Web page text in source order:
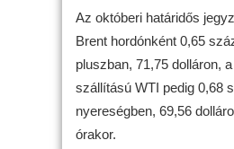
Az októberi határidős
Brent hordónként 0,65
pluszban, 71,75 dolláron,
szállítású WTI pedig 0,68
nyereségben, 69,56
órakor.